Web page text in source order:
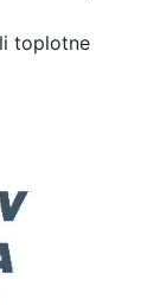
toplotne